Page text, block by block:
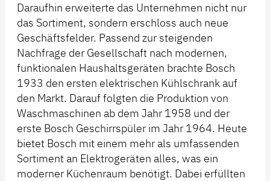
Daraufhin erweiterte das Unternehmen nicht nur
das Sortiment, sondern erschloss auch neue
Geschäftsfelder. Passend zur steigenden
Nachfrage der Gesellschaft nach modernen,
funktionalen Haushaltsgeräten brachte Bosch
1933 den ersten elektrischen Kühlschrank auf
den Markt. Darauf folgten die Produktion von
Waschmaschinen ab dem Jahr 1958 und der
erste Bosch Geschirrspüler im Jahr 1964. Heute
bietet Bosch mit einem mehr als umfassenden
Sortiment an Elektrogeräten alles, was ein
moderner Küchenraum benötigt. Dabei erfüllten